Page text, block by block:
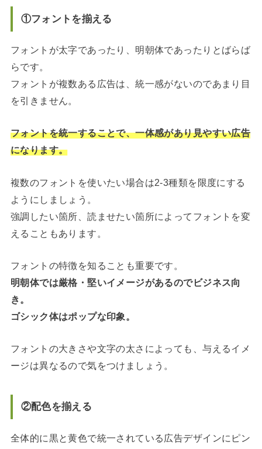
①フォントを揃える
フォントが太字であったり、明朝体であったりとばらば
らです。
フォントが複数ある広告は、統一感がないのであまり目
を引きません。
フォントを統一することで、一体感があり見やすい広告
になります。
複数のフォントを使いたい場合は2-3種類を限度にする
ようにしましょう。
強調したい箇所、読ませたい箇所によってフォントを変
えることもあります。
フォントの特徴を知ることも重要です。
明朝体では厳格・堅いイメージがあるのでビジネス向
き。
ゴシック体はポップな印象。
フォントの大きさや文字の太さによっても、与えるイメ
ージは異なるので気をつけましょう。
②配色を揃える
全体的に黒と黄色で統一されている広告デザインにピン